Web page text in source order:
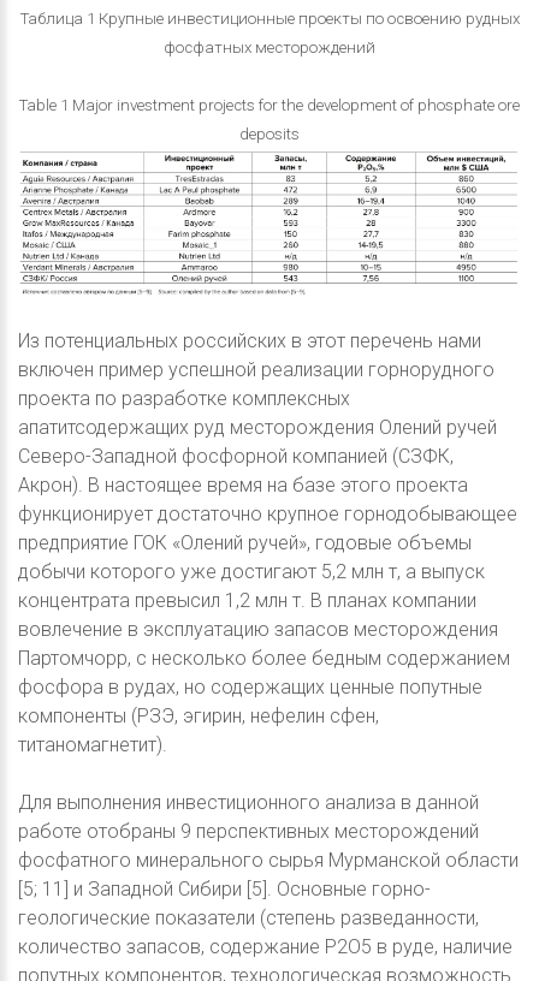
Таблица 1 Крупные инвестиционные проекты по освоению рудных
фосфатных месторождений
Table 1 Major investment projects for the development of phosphate ore
deposits
Из потенциальных российских в этот перечень нами
включен пример успешной реализации горнорудного
проекта по разработке комплексных
апатитсодержащих руд месторождения Олений ручей
Северо-Западной фосфорной компанией (СЗФК,
Акрон). В настоящее время на базе этого проекта
функционирует достаточно крупное горнодобывающее
предприятие ГОК «Олений ручей», годовые объемы
добычи которого уже достигают 5,2 млн т, а выпуск
концентрата превысил 1,2 млн т. В планах компании
вовлечение в эксплуатацию запасов месторождения
Партомчорр, с несколько более бедным содержанием
фосфора в рудах, но содержащих ценные попутные
компоненты (РЗЭ, эгирин, нефелин сфен,
титаномагнетит).
Для выполнения инвестиционного анализа в данной
работе отобраны 9 перспективных месторождений
фосфатного минерального сырья Мурманской области
[5; 11] и Западной Сибири [5]. Основные горно-
геологические показатели (степень разведанности,
количество запасов, содержание P2O5 в руде, наличие
попутных компонентов, технологическая возможность